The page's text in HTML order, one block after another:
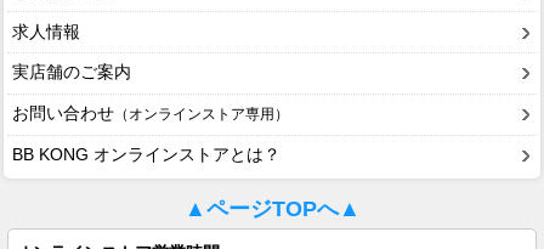
求人情報
実店舗のご案内
お問い合わせ （オンラインストア専用）
BB KONG オンラインストアとは？
▲ページTOPへ▲